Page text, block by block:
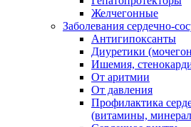
Желчегонные
Заболевания сердечно-
Антигипоксанты
Диуретики
Ишемия,
От аритмии
От давления
Профилактика
(витамины,